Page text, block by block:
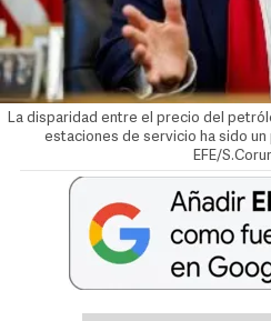
La disparidad entre el precio del
estaciones de servicio ha sido
EFE/